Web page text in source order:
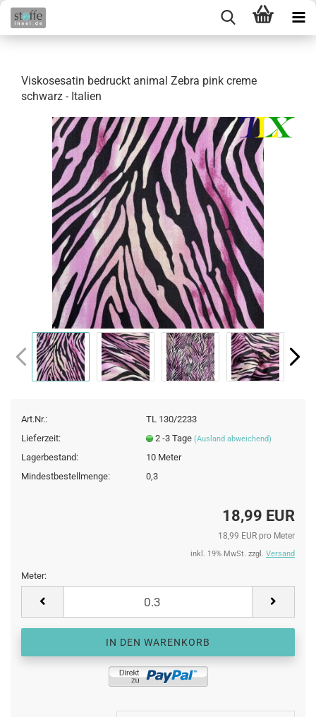
Viskosesatin bedruckt animal Zebra pink creme
schwarz - Italien
Art.Nr.:
TL 130/2233
Lieferzeit:
2 -3 Tage (Ausland abweichend)
Lagerbestand: 10 Meter
Mindestbestellmenge:
0,3
18,99 EUR
18,99 EUR pro Meter
inkl. 19% MwSt. zzgl. Versand
Meter: